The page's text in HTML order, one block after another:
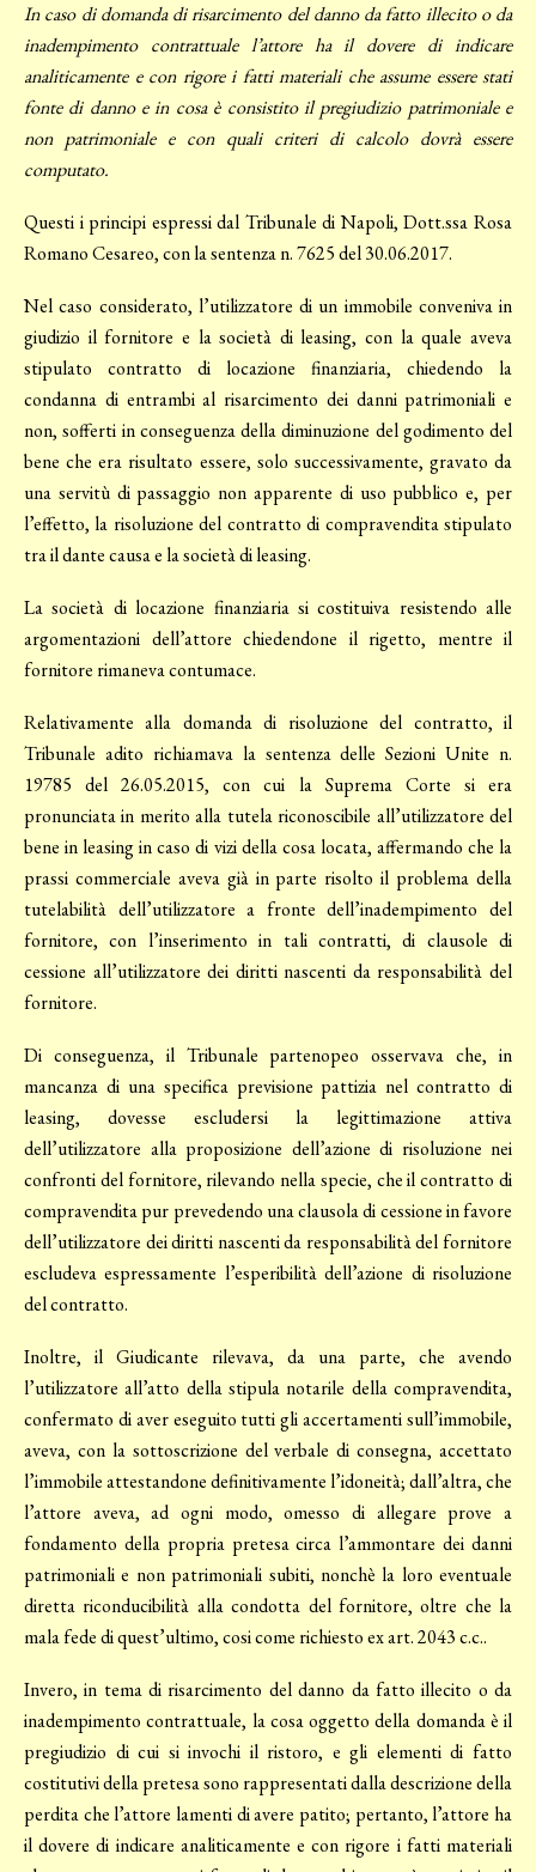
In caso di domanda di risarcimento del danno da fatto illecito o da
inadempimento contrattuale l’attore ha il dovere di indicare
analiticamente e con rigore i fatti materiali che assume essere stati
fonte di danno e in cosa è consistito il pregiudizio patrimoniale e
non patrimoniale e con quali criteri di calcolo dovrà essere
computato.
Questi i principi espressi dal Tribunale di Napoli, Dott.ssa Rosa
Romano Cesareo, con la sentenza n. 7625 del 30.06.2017.
Nel caso considerato, l’utilizzatore di un immobile conveniva in
giudizio il fornitore e la società di leasing, con la quale aveva
stipulato contratto di locazione finanziaria, chiedendo la
condanna di entrambi al risarcimento dei danni patrimoniali e
non, sofferti in conseguenza della diminuzione del godimento del
bene che era risultato essere, solo successivamente, gravato da
una servitù di passaggio non apparente di uso pubblico e, per
l’effetto, la risoluzione del contratto di compravendita stipulato
tra il dante causa e la società di leasing.
La società di locazione finanziaria si costituiva resistendo alle
argomentazioni dell’attore chiedendone il rigetto, mentre il
fornitore rimaneva contumace.
Relativamente alla domanda di risoluzione del contratto, il
Tribunale adito richiamava la sentenza delle Sezioni Unite n.
19785 del 26.05.2015, con cui la Suprema Corte si era
pronunciata in merito alla tutela riconoscibile all’utilizzatore del
bene in leasing in caso di vizi della cosa locata, affermando che la
prassi commerciale aveva già in parte risolto il problema della
tutelabilità dell’utilizzatore a fronte dell’inadempimento del
fornitore, con l’inserimento in tali contratti, di clausole di
cessione all’utilizzatore dei diritti nascenti da responsabilità del
fornitore.
Di conseguenza, il Tribunale partenopeo osservava che, in
mancanza di una specifica previsione pattizia nel contratto di
leasing, dovesse escludersi la legittimazione attiva
dell’utilizzatore alla proposizione dell’azione di risoluzione nei
confronti del fornitore, rilevando nella specie, che il contratto di
compravendita pur prevedendo una clausola di cessione in favore
dell’utilizzatore dei diritti nascenti da responsabilità del fornitore
escludeva espressamente l’esperibilità dell’azione di risoluzione
del contratto.
Inoltre, il Giudicante rilevava, da una parte, che avendo
l’utilizzatore all’atto della stipula notarile della compravendita,
confermato di aver eseguito tutti gli accertamenti sull’immobile,
aveva, con la sottoscrizione del verbale di consegna, accettato
l’immobile attestandone definitivamente l’idoneità; dall’altra, che
l’attore aveva, ad ogni modo, omesso di allegare prove a
fondamento della propria pretesa circa l’ammontare dei danni
patrimoniali e non patrimoniali subiti, nonchè la loro eventuale
diretta riconducibilità alla condotta del fornitore, oltre che la
mala fede di quest’ultimo, cosi come richiesto ex art. 2043 c.c..
Invero, in tema di risarcimento del danno da fatto illecito o da
inadempimento contrattuale, la cosa oggetto della domanda è il
pregiudizio di cui si invochi il ristoro, e gli elementi di fatto
costitutivi della pretesa sono rappresentati dalla descrizione della
perdita che l’attore lamenti di avere patito; pertanto, l’attore ha
il dovere di indicare analiticamente e con rigore i fatti materiali